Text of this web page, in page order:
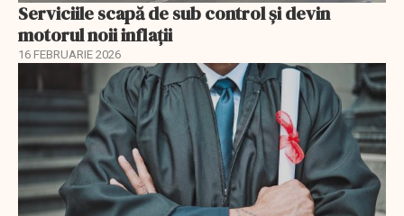
Serviciile scapă de sub control și devin
motorul noii inflații
16 FEBRUARIE 2026